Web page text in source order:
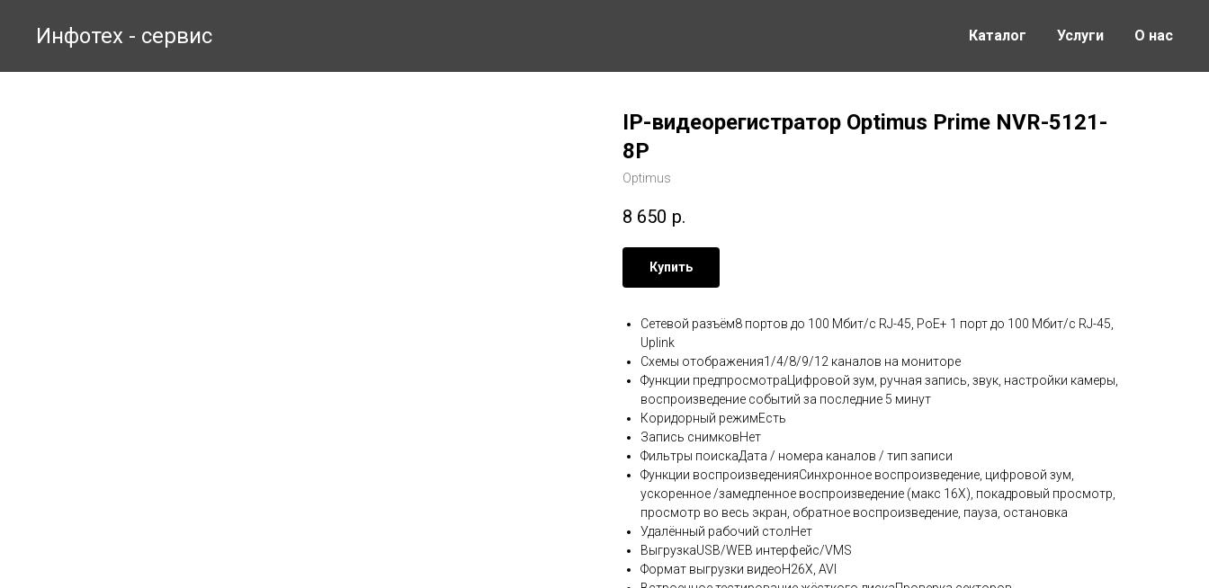
Инфотех - сервис Каталог Услуги О нас
IP-видеорегистратор Optimus Prime NVR-5121-
8P
Optimus
8 650 р.
Купить
Сетевой разъём8 портов до 100 Мбит/с RJ-45, PoE+ 1 порт до 100 Мбит/с RJ-45,
Uplink
Схемы отображения1/4/8/9/12 каналов на мониторе
Функции предпросмотраЦифровой зум, ручная запись, звук, настройки камеры,
воспроизведение событий за последние 5 минут
Коридорный режимЕсть
Запись снимковНет
Фильтры поискаДата / номера каналов / тип записи
Функции воспроизведенияСинхронное воспроизведение, цифровой зум,
ускоренное /замедленное воспроизведение (макс 16X), покадровый просмотр,
просмотр во весь экран, обратное воспроизведение, пауза, остановка
Удалённый рабочий столНет
ВыгрузкаUSB/WEB интерфейс/VMS
Формат выгрузки видеоH26X, AVI